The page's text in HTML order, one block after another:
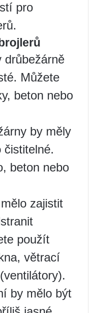
pro
drůbežárně
Můžete
beton nebo
by měly
čistitelné.
beton nebo
zajistit
použít
větrací
by mělo být